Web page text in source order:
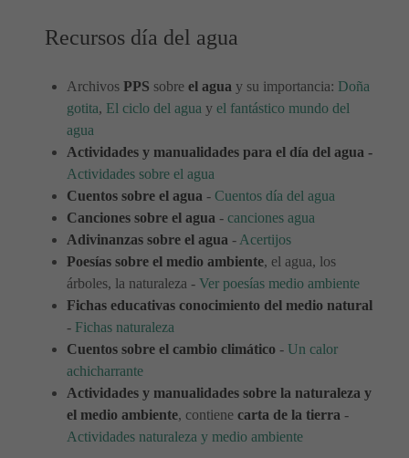
Recursos día del agua
Archivos PPS sobre el agua y su importancia: Doña
gotita, El ciclo del agua y el fantástico mundo del
agua
Actividades y manualidades para el día del agua -
Actividades sobre el agua
Cuentos sobre el agua - Cuentos día del agua
Canciones sobre el agua - canciones agua
Adivinanzas sobre el agua - Acertijos
Poesías sobre el medio ambiente, el agua, los
árboles, la naturaleza - Ver poesías medio ambiente
Fichas educativas conocimiento del medio natural
- Fichas naturaleza
Cuentos sobre el cambio climático - Un calor
achicharrante
Actividades y manualidades sobre la naturaleza y
el medio ambiente, contiene carta de la tierra -
Actividades naturaleza y medio ambiente